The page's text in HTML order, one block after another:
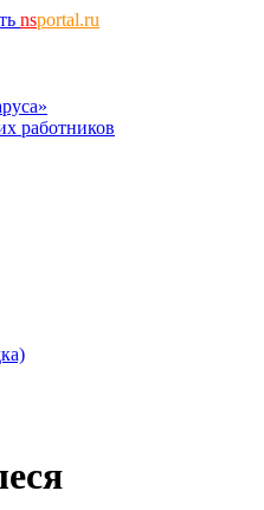
nsportal.ru
работников